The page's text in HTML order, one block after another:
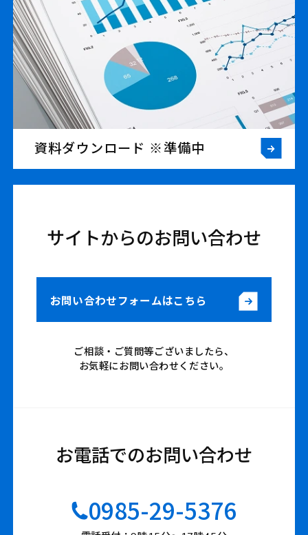
資料ダウンロード ※準備中
サイトからのお問い合わせ
お問い合わせフォームはこちら
ご相談・ご質問等ございましたら、
お気軽にお問い合わせください。
お電話でのお問い合わせ
0985-29-5376